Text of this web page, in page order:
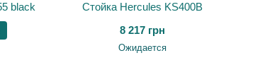
black
Стойка Hercules KS400B
8 217 грн
Ожидается